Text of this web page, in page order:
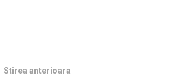
Stirea anterioara